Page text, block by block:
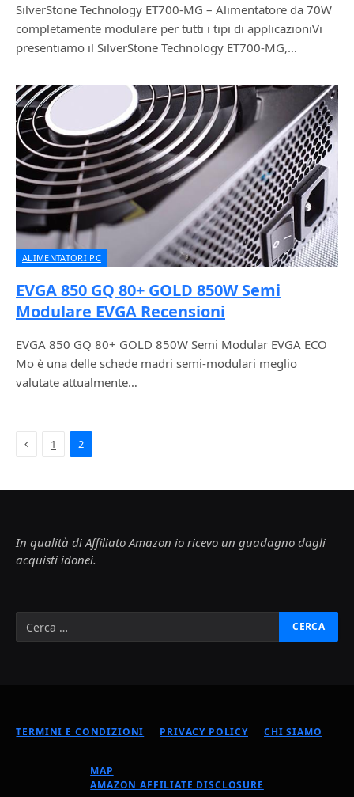
SilverStone Technology ET700-MG – Alimentatore da 70W
completamente modulare per tutti i tipi di applicazioniVi
presentiamo il SilverStone Technology ET700-MG,…
ALIMENTATORI PC
EVGA 850 GQ 80+ GOLD 850W Semi
Modulare EVGA Recensioni
EVGA 850 GQ 80+ GOLD 850W Semi Modular EVGA ECO
Mo è una delle schede madri semi-modulari meglio
valutate attualmente…
Previous
1 2
In qualità di Affiliato Amazon io ricevo un guadagno dagli
acquisti idonei.
TERMINI E CONDIZIONI PRIVACY POLICY CHI SIAMO
MAP
AMAZON AFFILIATE DISCLOSURE